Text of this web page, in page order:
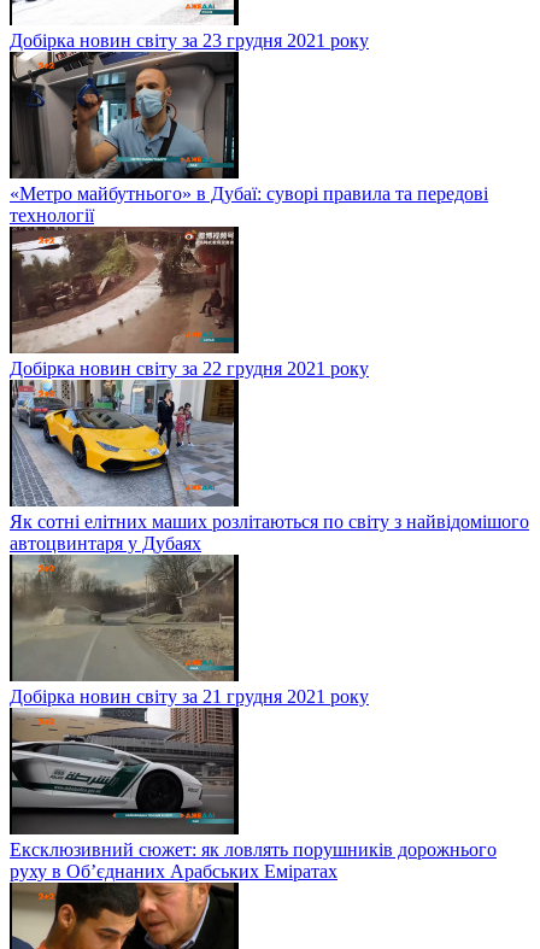
Добірка новин світу за 23 грудня 2021 року
«Метро майбутнього» в Дубаї: суворі правила та передові
технології
Добірка новин світу за 22 грудня 2021 року
Як сотні елітних маших розлітаються по світу з найвідомішого
автоцвинтаря у Дубаях
Добірка новин світу за 21 грудня 2021 року
Ексклюзивний сюжет: як ловлять порушників дорожнього
руху в Об’єднаних Арабських Еміратах